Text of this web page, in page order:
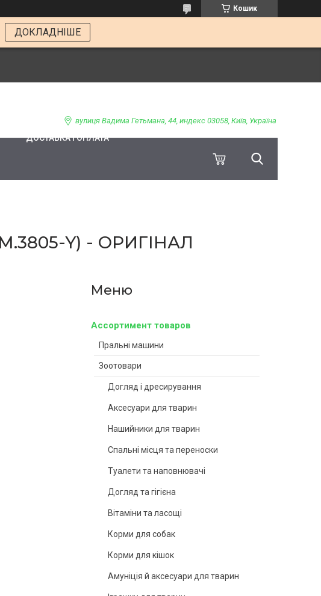
Кошик
ДОКЛАДНІШЕ
вулиця Вадима Гетьмана, 44, индекс 03058, Київ, Україна
ДОСТАВКА І ОПЛАТА
Y) - ОРИГІНАЛ
Ассортимент товаров
Пральні машини
Зоотовари
Догляд і дресирування
Аксесуари для тварин
Нашийники для тварин
Спальні місця та переноски
Туалети та наповнювачі
Догляд та гігієна
Вітаміни та ласощі
Корми для собак
Корми для кішок
Амуніція й аксесуари для тварин